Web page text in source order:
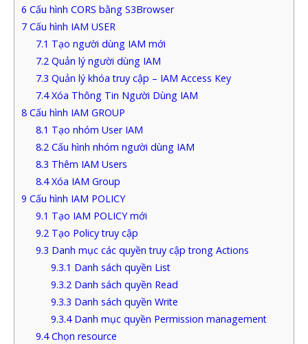
6 Cấu hình CORS bằng S3Browser
7 Cấu hình IAM USER
7.1 Tạo người dùng IAM mới
7.2 Quản lý người dùng IAM
7.3 Quản lý khóa truy cập – IAM Access Key
7.4Xóa Thông Tin Người Dùng IAM
8 Cấu hình IAM GROUP
8.1 Tạo nhóm User IAM
8.2 Cấu hình nhóm người dùng IAM
8.3 Thêm IAM Users
8.4Xóa IAM Group
9 Cấu hình IAM POLICY
9.1 Tạo IAM POLICY mới
9.2 Tạo Policy truy cập
9.3 Danh mục các quyền truy cập trong Actions
9.3.1 Danh sách quyền List
9.3.2Danh sách quyền Read
9.3.3 Danh sách quyền Write
9.3.4Danh mục quyền Permission management
9.4Chọn resource